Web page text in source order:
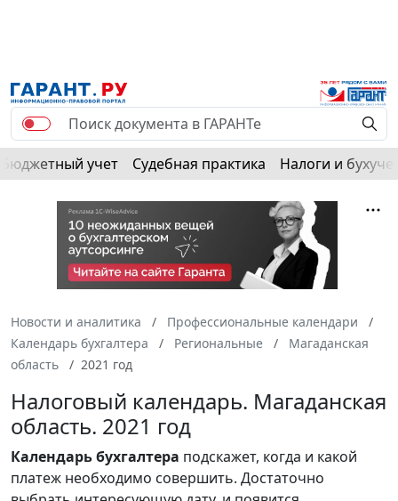
Бюджетный учет Судебная практика Налоги и
Новости и аналитика
Профессиональные календари
Календарь бухгалтера
Региональные
Магаданская
область
2021 год
Налоговый календарь. Магаданская
область. 2021 год
Календарьбухгалтера подскажет, когда и какой
платеж необходимо совершить. Достаточно